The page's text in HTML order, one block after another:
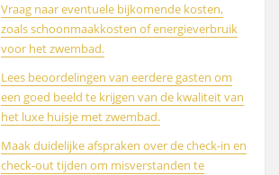
Vraag naar eventuele bijkomende kosten,
zoals schoonmaakkosten of energieverbruik
voor het zwembad.
Lees beoordelingen van eerdere gasten om
een goed beeld te krijgen van de kwaliteit van
het luxe huisje met zwembad.
Maak duidelijke afspraken over de check-in en
check-out tijden om misverstanden te